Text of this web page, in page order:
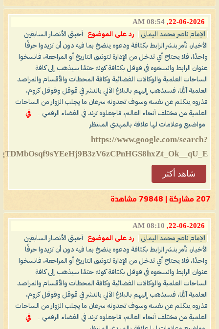
22-06-2026,
08:54 AM
الإمام ناصر محمد اليماني رد على الموضوع
أحبتي الأنصار السابقين
الأخيار، نأمر بنشر الرابط بكثافة ودعوه ينضخ بما فيه دون أن تزيدوا حرفًا
واحدًا، فلا يحتاح أي تدخل من الإدارة لتوثيق التاريخ أو المراجعة، فانسخوا
عنوان الرابط وانسخوه في قوقل بكثافة كونه حتمًا سيذهب إلى كافة
الساحات العلمية والوكالات الفضائية وكافة المحطات والأقسام والمراصد
العلمية آليًّا، فسيذهب إليهم بالبلاغ الآلي بالنشر في قوقل وقوقل كروم،
فذروه يتكلم عن نفسه وسوف تجدونه سرعان ما يجلب الزوار من الساحات
العلمية من مختلف أنحاء العالم، فاجعلوه ترند في الفضاء الرقمي ..
في
مواضيع وعلامات لها علاقة بالمهدي المنتظر
https://www.google.com/search?
شاهد أكثر
207 مشاركة | 79848 مشاهدة
22-06-2026,
08:10 AM
الإمام ناصر محمد اليماني رد على الموضوع
أحبتي الأنصار السابقين
الأخيار، نأمر بنشر الرابط بكثافة ودعوه ينضخ بما فيه دون أن تزيدوا حرفًا
واحدًا، فلا يحتاح أي تدخل من الإدارة لتوثيق التاريخ أو المراجعة، فانسخوا
عنوان الرابط وانسخوه في قوقل بكثافة كونه حتمًا سيذهب إلى كافة
الساحات العلمية والوكالات الفضائية وكافة المحطات والأقسام والمراصد
العلمية آليًّا، فسيذهب إليهم بالبلاغ الآلي بالنشر في قوقل وقوقل كروم،
فذروه يتكلم عن نفسه وسوف تجدونه سرعان ما يجلب الزوار من الساحات
العلمية من مختلف أنحاء العالم، فاجعلوه ترند في الفضاء الرقمي ..
في